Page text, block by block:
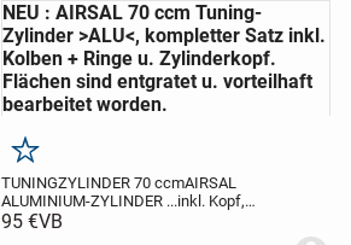
NEU : AIRSAL 70 ccm Tuning-
Zylinder >ALU<, kompletter Satz inkl.
Kolben + Ringe u. Zylinderkopf.
Flächen sind entgratet u. vorteilhaft
bearbeitet worden.
Merken
TUNINGZYLINDER 70 ccmAIRSAL
ALUMINIUM-ZYLINDER ...inkl. Kopf,
Kolben u. Kolbenringe
95 €VB